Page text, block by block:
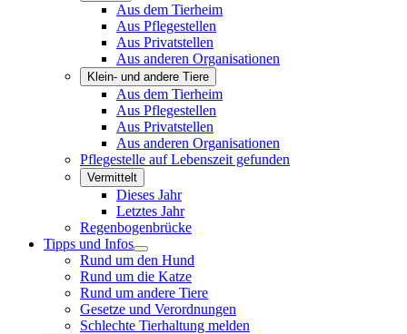
Aus dem Tierheim
Aus Pflegestellen
Aus Privatstellen
Aus anderen Organisationen
Klein- und andere Tiere
Aus dem Tierheim
Aus Pflegestellen
Aus Privatstellen
Aus anderen Organisationen
Pflegestelle auf Lebenszeit gefunden
Vermittelt
Dieses Jahr
Letztes Jahr
Regenbogenbrücke
Tipps und Infos
Rund um den Hund
Rund um die Katze
Rund um andere Tiere
Gesetze und Verordnungen
Schlechte Tierhaltung melden